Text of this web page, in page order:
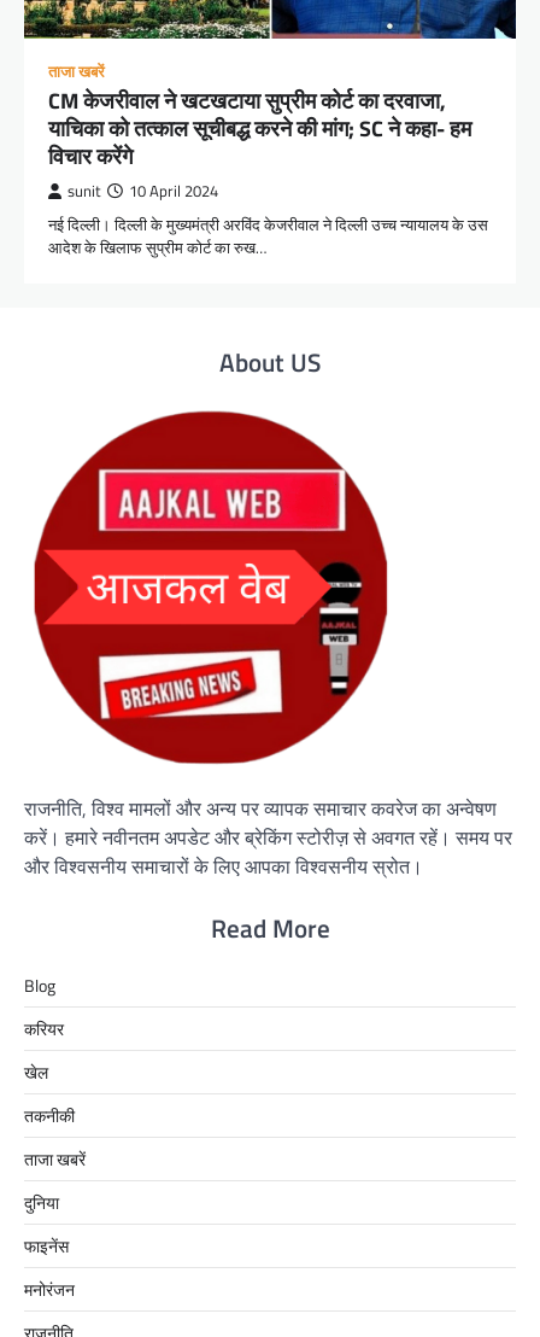
ताजा खबरें
CM केजरीवाल ने खटखटाया सुप्रीम कोर्ट का दरवाजा,
याचिका को तत्काल सूचीबद्ध करने की मांग; SC ने कहा- हम
विचार करेंगे
sunit 10 April 2024
नई दिल्ली। दिल्ली के मुख्यमंत्री अरविंद केजरीवाल ने दिल्ली उच्च न्यायालय के उस
आदेश के खिलाफ सुप्रीम कोर्ट का रुख…
About US
राजनीति, विश्व मामलों और अन्य पर व्यापक समाचार कवरेज का अन्वेषण
करें। हमारे नवीनतम अपडेट और ब्रेकिंग स्टोरीज़ से अवगत रहें। समय पर
और विश्वसनीय समाचारों के लिए आपका विश्वसनीय स्रोत।
Read More
Blog
करियर
खेल
तकनीकी
ताजा खबरें
दुनिया
फाइनेंस
मनोरंजन